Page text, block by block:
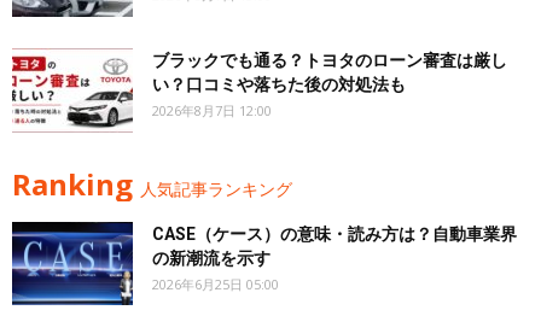
ブラックでも通る？トヨタのローン審査は厳し
い？口コミや落ちた後の対処法も
2026年8月7日 12:00
Ranking 人気記事ランキング
CASE（ケース）の意味・読み方は？自動車業界
の新潮流を示す
2026年6月25日 05:00